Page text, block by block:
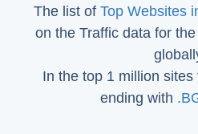
The list of Top Websites
on the Traffic data for
In the top 1 million sites
ending with